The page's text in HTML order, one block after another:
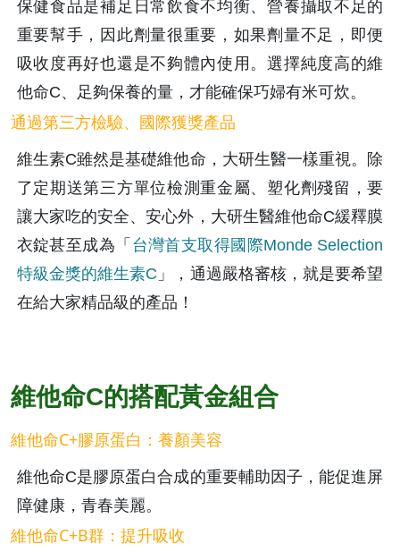
保健食品是補足日常飲食不均衡、營養攝取不足的
重要幫手，因此劑量很重要，如果劑量不足，即便
吸收度再好也還是不夠體內使用。選擇純度高的維
他命C、足夠保養的量，才能確保巧婦有米可炊。
通過第三方檢驗、國際獲獎產品
維生素C雖然是基礎維他命，大研生醫一樣重視。除
了定期送第三方單位檢測重金屬、塑化劑殘留，要
讓大家吃的安全、安心外，大研生醫維他命C緩釋膜
衣錠甚至成為「 台灣首支取得國際Monde Selection
特級金獎的維生素C 」，通過嚴格審核，就是要希望
在給大家精品級的產品！
維他命C的搭配黃金組合
維他命C+膠原蛋白：養顏美容
維他命C是膠原蛋白合成的重要輔助因子，能促進屏
障健康，青春美麗。
維他命C+B群：提升吸收